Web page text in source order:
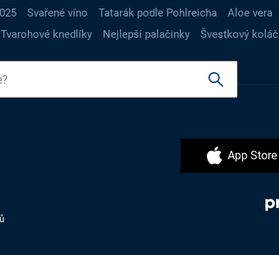
Svařené víno Tatarák podle Pohlreicha Aloe vera
Tvarohové knedlíky Nejlepší palačinky Švestkový koláč
App Store